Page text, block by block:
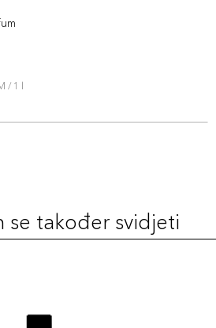
/ 1 l
se također svidjeti